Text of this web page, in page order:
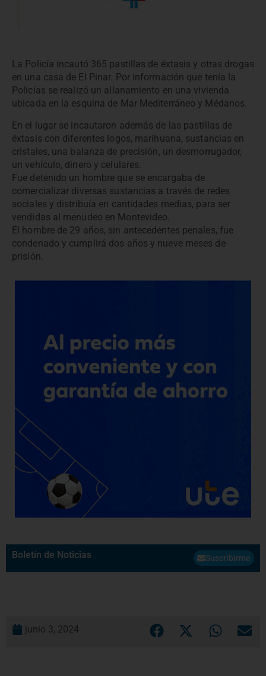
La Policía incautó 365 pastillas de éxtasis y otras drogas
en una casa de El Pinar. Por información que tenía la
Policías se realizó un allanamiento en una vivienda
ubicada en la esquina de Mar Mediterráneo y Médanos.
En el lugar se incautaron además de las pastillas de
éxtasis con diferentes logos, marihuana, sustancias en
cristales, una balanza de precisión, un desmorrugador,
un vehículo, dinero y celulares.
Fue detenido un hombre que se encargaba de
comercializar diversas sustancias a través de redes
sociales y distribuía en cantidades medias, para ser
vendidas al menudeo en Montevideo.
El hombre de 29 años, sin antecedentes penales, fue
condenado y cumplirá dos años y nueve meses de
prisión.
Boletín de Noticias Suscribirme
junio 3, 2024